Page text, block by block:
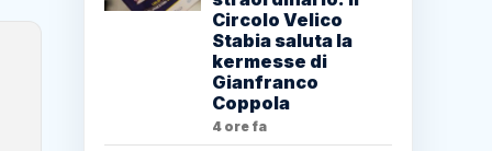
Circolo Velico
Stabia saluta la
kermesse di
Gianfranco
Coppola
4 ore fa